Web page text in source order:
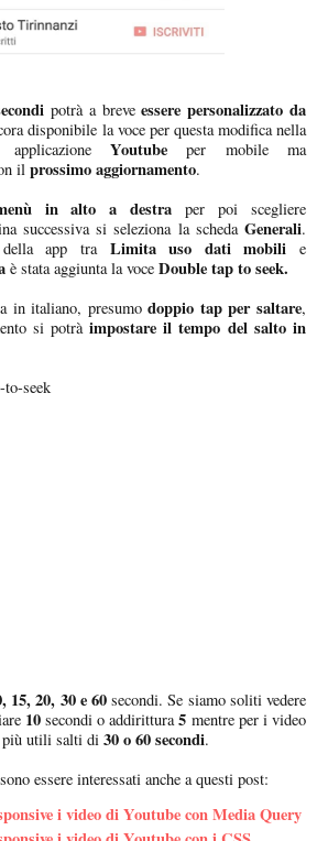
potrà a breveessere personalizzato da
disponibile la voce per questa modifica nella
Youtube per mobile ma
il prossimo aggiornamento.
in alto a destra per poi scegliere
successiva si seleziona la schedaGenerali.
app traLimita uso dati mobili e
è stata aggiunta la voce Double tap to seek.
in italiano, presumodoppio tap per saltare,
si potràimpostare il tempo del salto in
15, 20, 30 e 60 secondi. Se siamo soliti vedere
10 secondi o addirittura5 mentre per i video
più utili salti di 30 o 60 secondi.
essere interessati anche a questi post:
i video di Youtube con Media Query